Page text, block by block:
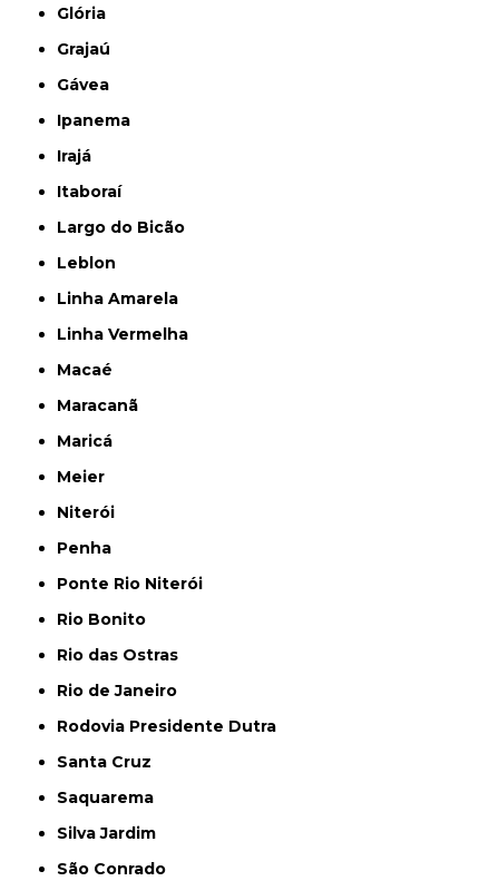
Glória
Grajaú
Gávea
Ipanema
Irajá
Itaboraí
Largo do Bicão
Leblon
Linha Amarela
Linha Vermelha
Macaé
Maracanã
Maricá
Meier
Niterói
Penha
Ponte Rio Niterói
Rio Bonito
Rio das Ostras
Rio de Janeiro
Rodovia Presidente Dutra
Santa Cruz
Saquarema
Silva Jardim
São Conrado